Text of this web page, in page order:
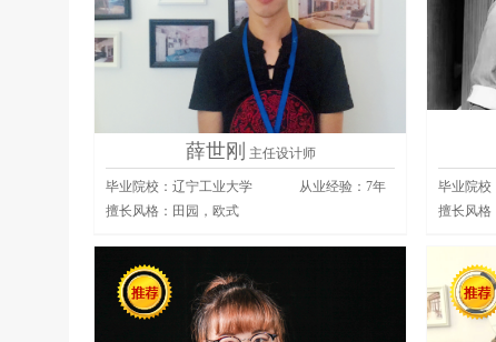
薛世刚 主任设计师
毕业院校：辽宁工业大学 从业经验： 7年
擅长风格： 田园，欧式
毕业院校
擅长风格